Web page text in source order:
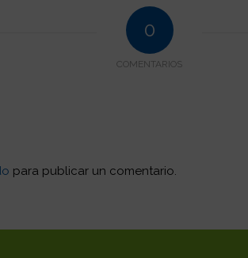
0
COMENTARIOS
para publicar un comentario.